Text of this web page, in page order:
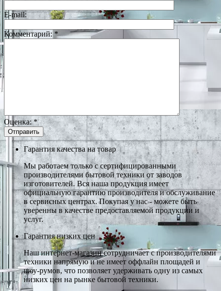
E-mail:
Комментарий: *
Оценка:*
Гарантия качества на товар
Мы работаем только с сертифицированными
производителями бытовой техники от заводов
изготовителей. Вся наша продукция имеет
официальную гарантию производителя и обслуживание
в сервисных центрах. Покупая у нас - можете быть
уверенны в качестве предоставляемой продукции и
услуг.
Гарантия низких цен
Наш интернет-магазин сотрудничает с производителями
техники напрямую и не имеет оффлайн площадей и
шоу-румов, что позволяет удерживать одну из самых
низких цен на рынке бытовой техники.